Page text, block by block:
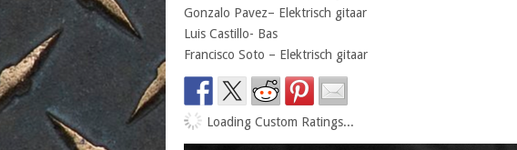
Gonzalo Pavez– Elektrisch gitaar
Luis Castillo- Bas
Francisco Soto – Elektrisch gitaar
Loading Custom Ratings...